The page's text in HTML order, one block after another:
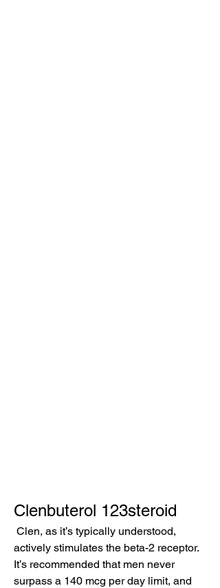
Clenbuterol 123steroid
actively stimulates the beta-2 receptor.
It’s recommended that men never
surpass a 140 mcg per day limit, and